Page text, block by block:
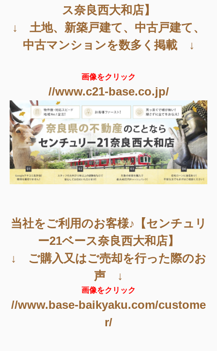
ス奈良西大和店】
↓ 土地、新築戸建て、中古戸建て、
中古マンションを数多く掲載 ↓
画像をクリック
//www.c21-base.co.jp/
当社をご利用のお客様♪【センチュリ
ー21ベース奈良西大和店】
↓ ご購入又はご売却を行った際のお
声 ↓
画像をクリック
//www.base-baikyaku.com/custome
r/